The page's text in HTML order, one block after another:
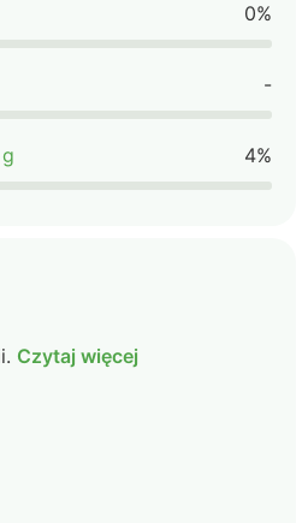
0%
-
4%
Czytaj więcej